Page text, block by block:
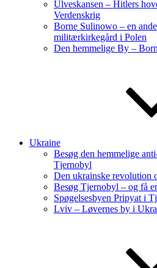
Ulveskansen – Hitlers
Verdenskrig
Borne Sulinowo – en
militærkirkegård i Polen
Den hemmelige By –
Ukraine
Besøg den hemmelige
Tjernobyl
Den ukrainske revolution
Besøg Tjernobyl – og få
Spøgelsesbyen Pripyat i
Lviv – Løvernes by i